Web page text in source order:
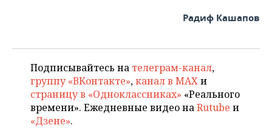
Радиф Кашапов
Подписывайтесь на телеграм-канал,
группу «ВКонтакте»,канал в MAXи
страницу в «Одноклассниках» «Реального
времени». Ежедневные видео наRutube и
«Дзене».